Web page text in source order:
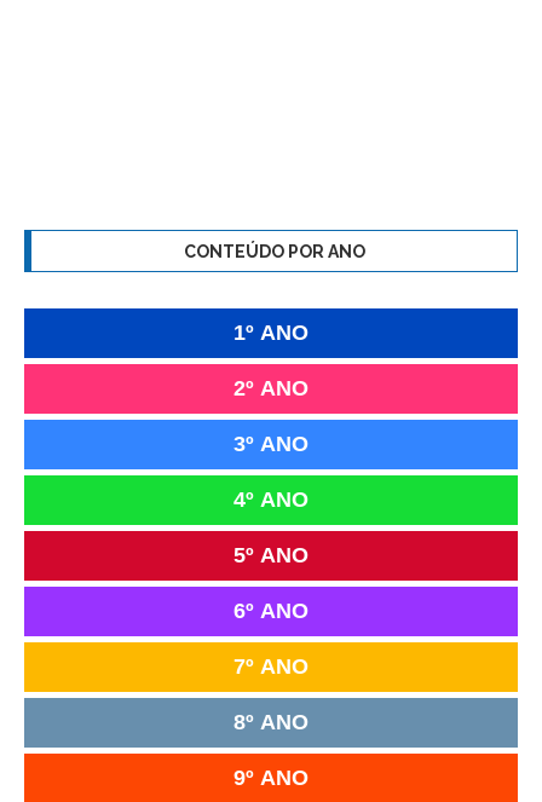
CONTEÚDO POR ANO
1º ANO
2º ANO
3º ANO
4º ANO
5º ANO
6º ANO
7º ANO
8º ANO
9º ANO